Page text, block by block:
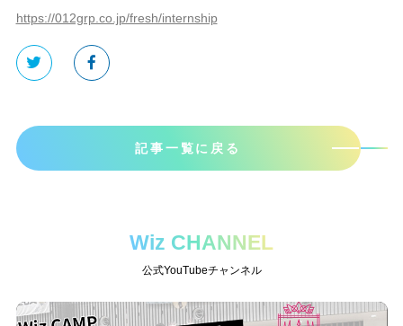
https://012grp.co.jp/fresh/internship
記事一覧に戻る
Wiz CHANNEL
公式YouTubeチャンネル